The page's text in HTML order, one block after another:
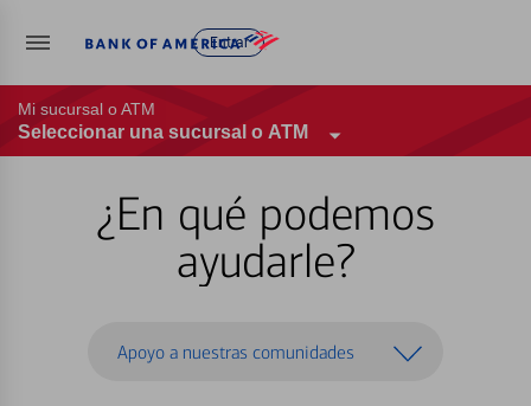
Entrar
Mi sucursal o ATM
Seleccionar una sucursal o ATM
¿En qué podemos
ayudarle?
Apoyo a nuestras comunidades